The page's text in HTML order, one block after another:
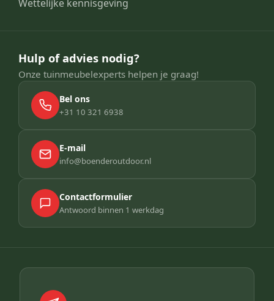
Wettelijke kennisgeving
Hulp of advies nodig?
Onze tuinmeubelexperts helpen je graag!
Bel ons
+31 10 321 6938
E-mail
info@boenderoutdoor.nl
Contactformulier
Antwoord binnen 1 werkdag